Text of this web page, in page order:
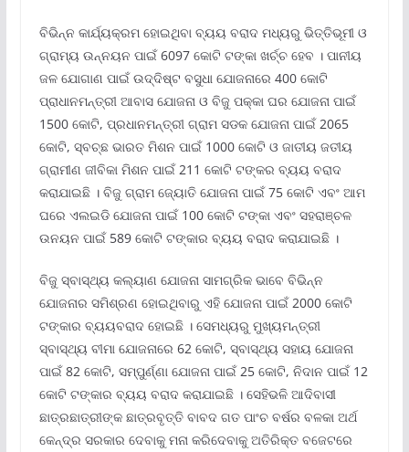
ବିଭିନ୍ନ କାର୍ଯ୍ୟକ୍ରମ ହୋଇଥିବା ବ୍ୟୟ ବରାଦ ମଧ୍ୟରୁ ଭିତ୍ତିଭୂମୀ ଓ
ଗ୍ରାମ୍ୟ ଉନ୍ନୟନ ପାଇଁ 6097 କୋଟି ଟଙ୍କା ଖର୍ଚ୍ଚ ହେବ । ପାନୀୟ
ଜଳ ଯୋଗାଣ ପାଇଁ ଉଦ୍ଦିଷ୍ଟ ବସୁଧା ଯୋଜନାରେ 400 କୋଟି
ପ୍ରାଧାନମନ୍ତ୍ରୀ ଆବାସ ଯୋଜନା ଓ ବିଜୁ ପକ୍କା ଘର ଯୋଜନା ପାଇଁ
1500 କୋଟି, ପ୍ରଧାନମନ୍ତ୍ରୀ ଗ୍ରାମ ସଡକ ଯୋଜନା ପାଇଁ 2065
କୋଟି, ସ୍ବଚ୍ଛ ଭାରତ ମିଶନ ପାଇଁ 1000 କୋଟି ଓ ଜାତୀୟ ଜତୀୟ
ଗ୍ରାମୀଣ ଜୀବିକା ମିଶନ ପାଇଁ 211 କୋଟି ଟଙ୍କର ବ୍ୟୟ ବରାଦ
କରାଯାଇଛି । ବିଜୁ ଗ୍ରାମ ଜ୍ୟୋତି ଯୋଜନା ପାଇଁ 75 କୋଟି ଏବଂ ଆମ
ଘରେ ଏଲଇଡି ଯୋଜନା ପାଇଁ 100 କୋଟି ଟଙ୍କା ଏବଂ ସହରାଞ୍ଚଳ
ଉନୟନ ପାଇଁ 589 କୋଟି ଟଙ୍କାର ବ୍ୟୟ ବରାଦ କରାଯାଇଛି ।
ବିଜୁ ସ୍ବାସ୍ଥ୍ୟ କଲ୍ୟାଣ ଯୋଜନା ସାମଗ୍ରିକ ଭାବେ ବିଭିନ୍ନ
ଯୋଜନାର ସମିଶ୍ରଣ ହୋଇଥିବାରୁ ଏହି ଯୋଜନା ପାଇଁ 2000 କୋଟି
ଟଙ୍କାର ବ୍ୟୟବରାଦ ହୋଇଛି । ସେମଧ୍ୟରୁ ମୁଖ୍ୟମନ୍ତ୍ରୀ
ସ୍ବାସ୍ଥ୍ୟ ବୀମା ଯୋଜନାରେ 62 କୋଟି, ସ୍ବାସ୍ଥ୍ୟ ସହାୟ ଯୋଜନା
ପାଇଁ 82 କୋଟି, ସମ୍ପୁର୍ଣ୍ଣା ଯୋଜନା ପାଇଁ 25 କୋଟି, ନିଦାନ ପାଇଁ 12
କୋଟି ଟଙ୍କାର ବ୍ୟୟ ବରାଦ କରାଯାଇଛି । ସେହିଭଳି ଆଦିବାସୀ
ଛାତ୍ରଛାତ୍ରୀଙ୍କ ଛାତ୍ରବୃତ୍ତି ବାବଦ ଗତ ପାଂଚ ବର୍ଷର ବଳକା ଅର୍ଥ
କେନ୍ଦ୍ର ସରକାର ଦେବାକୁ ମନା କରିଦେବାକୁ ଅତିରିକ୍ତ ବଜେଟରେ